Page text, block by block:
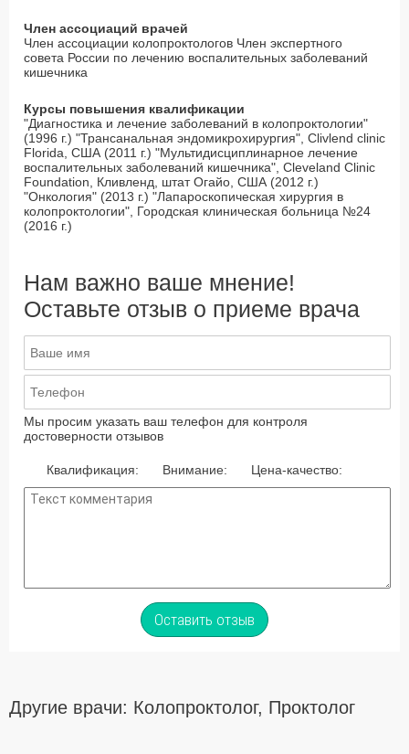
Член ассоциаций врачей
Член ассоциации колопроктологов Член экспертного
совета России по лечению воспалительных заболеваний
кишечника
Курсы повышения квалификации
"Диагностика и лечение заболеваний в колопроктологии"
(1996 г.) "Трансанальная эндомикрохирургия", Clivlend clinic
Florida, США (2011 г.) "Мультидисциплинарное лечение
воспалительных заболеваний кишечника", Cleveland Clinic
Foundation, Кливленд, штат Огайо, США (2012 г.)
"Онкология" (2013 г.) "Лапароскопическая хирургия в
колопроктологии", Городская клиническая больница №24
(2016 г.)
Нам важно ваше мнение!
Оставьте отзыв о приеме врача
Мы просим указать ваш телефон для контроля
достоверности отзывов
Квалификация: Внимание: Цена-качество:
Оставить отзыв
Другие врачи: Колопроктолог, Проктолог